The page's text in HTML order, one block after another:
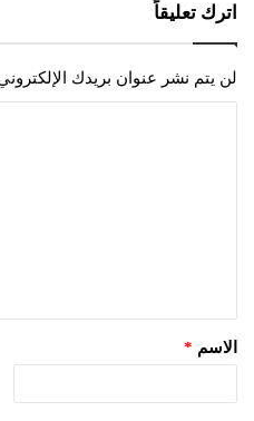
اترك تعليقاً
لن يتم نشر عنوان بريدك
الاسم *